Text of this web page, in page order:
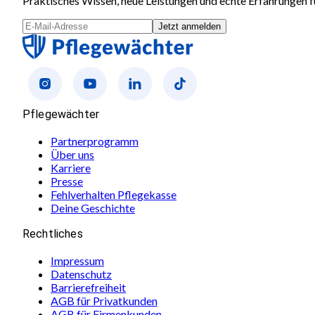
Jetzt anmelden
Pflegewächter
Partnerprogramm
Über uns
Karriere
Presse
Fehlverhalten Pflegekasse
Deine Geschichte
Rechtliches
Impressum
Datenschutz
Barrierefreiheit
AGB für Privatkunden